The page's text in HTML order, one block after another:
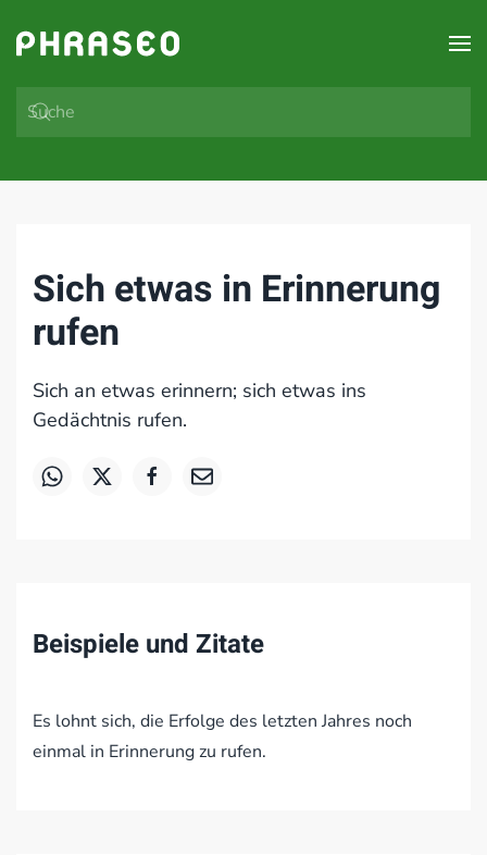
Zum Hauptinhalt springen
Sich etwas in Erinnerung
rufen
Sich an etwas erinnern; sich etwas ins
Gedächtnis rufen.
Beispiele und Zitate
Es lohnt sich, die Erfolge des letzten Jahres noch
einmal in Erinnerung zu rufen.